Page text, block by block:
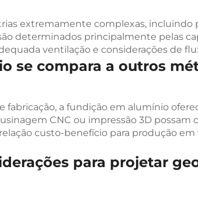
extremamente complexas, incluindo
determinados principalmente pelas
ventilação e considerações de
se compara a outros
fabricação, a fundição em alumínio
CNC ou impressão 3D
custo-benefício para produção
para projetar